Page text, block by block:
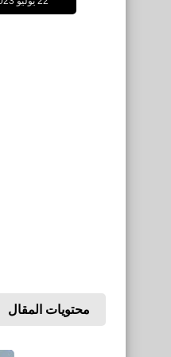
محتويات المقال